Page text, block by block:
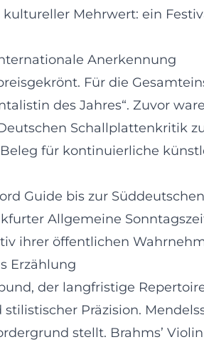
Mehrwert: ein
Anerkennung
Für die
des Jahres“. Zuvor
Schallplattenkritik
für kontinuierliche
Guide bis zur
Allgemeine
ihrer öffentlichen
Erzählung
der langfristige
Präzision.
stellt. Brahms’